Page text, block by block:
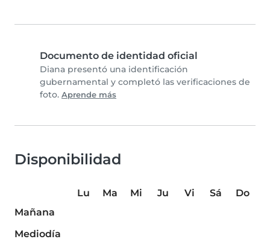
Documento de identidad oficial
Diana presentó una identificación
gubernamental y completó las verificaciones de
foto. Aprende más
Disponibilidad
Lu Ma Mi Ju Vi Sá
Do
Mañana
Mediodía